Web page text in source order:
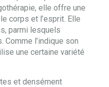
elle offre une
corps et l’esprit. Elle
parmi lesquels
Comme l’indique son
une certaine variété
et densément